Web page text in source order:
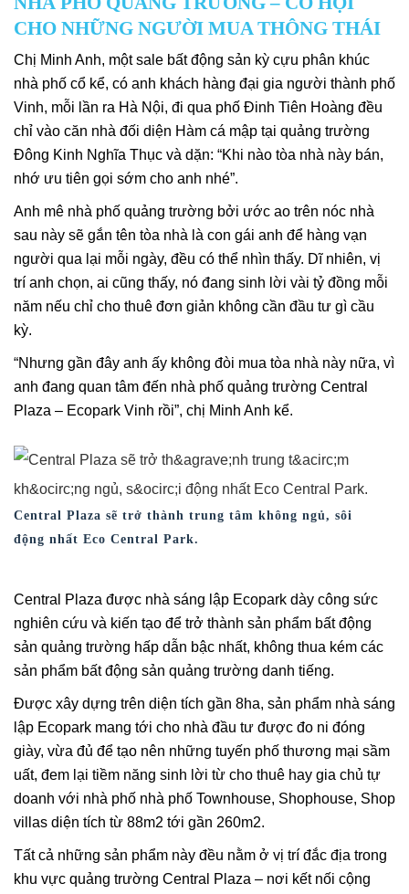
CHO NHỮNG NGƯỜI MUA THÔNG THÁI
Chị Minh Anh, một sale bất động sản kỳ cựu phân khúc
nhà phố cổ kể, có anh khách hàng đại gia người thành phố
Vinh, mỗi lần ra Hà Nội, đi qua phố Đinh Tiên Hoàng đều
chỉ vào căn nhà đối diện Hàm cá mập tại quảng trường
Đông Kinh Nghĩa Thục và dặn: “Khi nào tòa nhà này bán,
nhớ ưu tiên gọi sớm cho anh nhé”.
Anh mê nhà phố quảng trường bởi ước ao trên nóc nhà
sau này sẽ gắn tên tòa nhà là con gái anh để hàng vạn
người qua lại mỗi ngày, đều có thể nhìn thấy. Dĩ nhiên, vị
trí anh chọn, ai cũng thấy, nó đang sinh lời vài tỷ đồng mỗi
năm nếu chỉ cho thuê đơn giản không cần đầu tư gì cầu
kỳ.
“Nhưng gần đây anh ấy không đòi mua tòa nhà này nữa, vì
anh đang quan tâm đến nhà phố quảng trường Central
Plaza – Ecopark Vinh rồi”, chị Minh Anh kể.
Central Plaza sẽ trở thành trung tâm không ngủ, sôi
động nhất Eco Central Park.
Central Plaza được nhà sáng lập Ecopark dày công sức
nghiên cứu và kiến tạo để trở thành sản phẩm bất động
sản quảng trường hấp dẫn bậc nhất, không thua kém các
sản phẩm bất động sản quảng trường danh tiếng.
Được xây dựng trên diện tích gần 8ha, sản phẩm nhà sáng
lập Ecopark mang tới cho nhà đầu tư được đo ni đóng
giày, vừa đủ để tạo nên những tuyến phố thương mại sầm
uất, đem lại tiềm năng sinh lời từ cho thuê hay gia chủ tự
doanh với nhà phố nhà phố Townhouse, Shophouse, Shop
villas diện tích từ 88m2 tới gần 260m2.
Tất cả những sản phẩm này đều nằm ở vị trí đắc địa trong
khu vực quảng trường Central Plaza – nơi kết nối cộng